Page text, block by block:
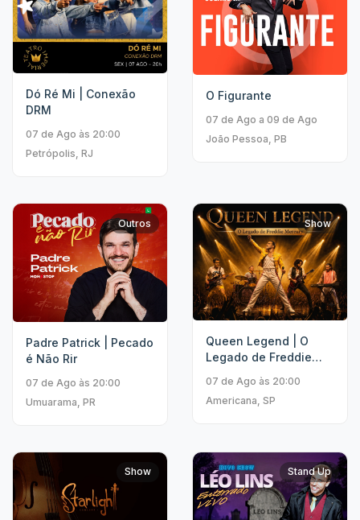
Dó Ré Mi | Conexão
DRM
07 de Ago às 20:00
Petrópolis, RJ
O Figurante
07 de Ago a 09 de Ago
João Pessoa, PB
Outros
Padre Patrick | Pecado
é Não Rir
07 de Ago às 20:00
Umuarama, PR
Show
Queen Legend | O
Legado de Freddie
07 de Ago às 20:00
Americana, SP
Show Stand Up